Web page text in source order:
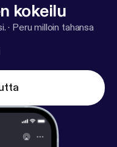
kokeilu
· Peru milloin tahansa